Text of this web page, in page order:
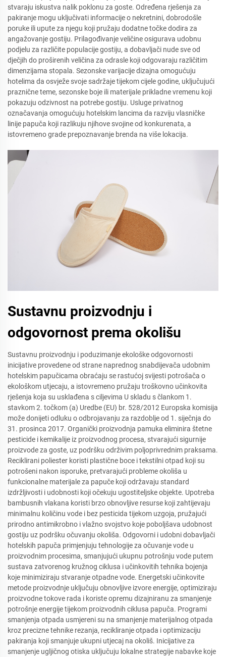
stvaraju iskustva nalik poklonu za goste. Određena rješenja za
pakiranje mogu uključivati informacije o nekretnini, dobrodošle
poruke ili upute za njegu koji pružaju dodatne točke dodira za
angažovanje gostiju. Prilagođivanje veličine osigurava udobnu
podjelu za različite populacije gostiju, a dobavljači nude sve od
dječjih do proširenih veličina za odrasle koji odgovaraju različitim
dimenzijama stopala. Sezonske varijacije dizajna omogućuju
hotelima da osvježe svoje sadržaje tijekom cijele godine, uključujući
praznične teme, sezonske boje ili materijale prikladne vremenu koji
pokazuju odzivnost na potrebe gostiju. Usluge privatnog
označavanja omogućuju hotelskim lancima da razviju vlasničke
linije papuča koji razlikuju njihove svojine od konkurenata, a
istovremeno grade prepoznavanje brenda na više lokacija.
Sustavnu proizvodnju i
odgovornost prema okolišu
Sustavnu proizvodnju i poduzimanje ekološke odgovornosti
inicijative provedene od strane naprednog snabdijevača udobnim
hotelskim papučicama obraćaju se rastućoj svijesti potrošača o
ekološkom utjecaju, a istovremeno pružaju troškovno učinkovita
rješenja koja su usklađena s ciljevima U skladu s člankom 1.
stavkom 2. točkom (a) Uredbe (EU) br. 528/2012 Europska komisija
može donijeti odluku o odbrojavanju za razdoblje od 1. siječnja do
31. prosinca 2017. Organički proizvodnja pamuka eliminira štetne
pesticide i kemikalije iz proizvodnog procesa, stvarajući sigurnije
proizvode za goste, uz podršku održivim poljoprivrednim praksama.
Reciklirani poliester koristi plastične boce i tekstilni otpad koji su
potrošeni nakon isporuke, pretvarajući probleme okoliša u
funkcionalne materijale za papuče koji održavaju standard
izdržljivosti i udobnosti koji očekuju ugostiteljske objekte. Upotreba
bambusnih vlakana koristi brzo obnovljive resurse koji zahtijevaju
minimalnu količinu vode i bez pesticida tijekom uzgoja, pružajući
prirodno antimikrobno i vlažno svojstvo koje poboljšava udobnost
gostiju uz podršku očuvanju okoliša. Odgovorni i udobni dobavljači
hotelskih papuča primjenjuju tehnologije za očuvanje vode u
proizvodnim procesima, smanjujući ukupnu potrošnju vode putem
sustava zatvorenog kružnog ciklusa i učinkovitih tehnika bojenja
koje minimiziraju stvaranje otpadne vode. Energetski učinkovite
metode proizvodnje uključuju obnovljive izvore energije, optimiziraju
proizvodne tokove rada i koriste opremu dizajniranu za smanjenje
potrošnje energije tijekom proizvodnih ciklusa papuča. Programi
smanjenja otpada usmjereni su na smanjenje materijalnog otpada
kroz precizne tehnike rezanja, recikliranje otpada i optimizaciju
pakiranja koji smanjuje ukupni utjecaj na okoliš. Inicijative za
smanjenje ugljičnog otiska uključuju lokalne strategije nabavke koje